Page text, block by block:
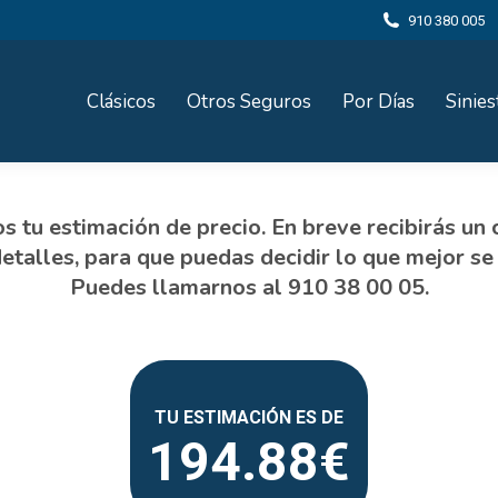
910 380 005
Clásicos Otros Seguros Por Días
194.88